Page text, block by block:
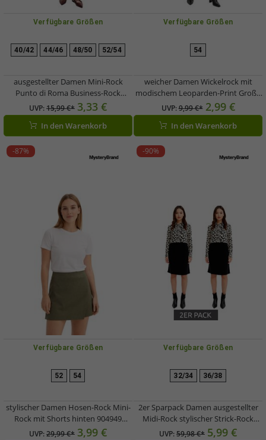
Verfügbare Größen
40/42 44/46 48/50 52/54
ausgestellter Damen Mini-Rock
Punto di Roma Business-Rock
914452 Grau
UVP:15,99 €* 3,33 €
In den Warenkorb
Verfügbare Größen
54
weicher Damen Wickelrock mit
modischem Leoparden-Print Große
Größen 907940 Beige/Braun
UVP:9,99 €* 2,99 €
In den Warenkorb
-87%
Verfügbare Größen
52 54
stylischer Damen Hosen-Rock Mini-
Rock mit Shorts hinten 904949
Dunkel-Oliv
UVP:29,99 €* 3,99 €
-90%
Verfügbare Größen
32/34 36/38
2er Sparpack Damen ausgestellter
Midi-Rock stylischer Strick-Rock
970081 Schwarz
UVP:59,98 €* 5,99 €